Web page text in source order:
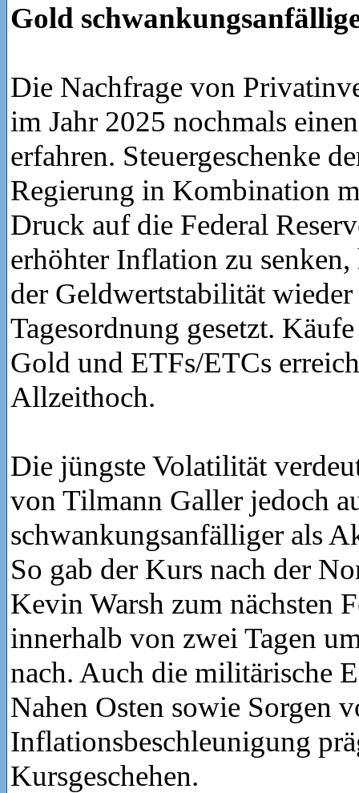
Gold
Die Nachfrage von
im Jahr 2025 nochmals
erfahren. Steuergeschenke
Regierung in Kombination
Druck auf die Federal
erhöhter Inflation zu senken,
der Geldwertstabilität
Tagesordnung gesetzt.
Gold und ETFs/ETCs
Allzeithoch.
Die jüngste Volatilität
von Tilmann Galler jedoch
schwankungsanfälliger als
So gab der Kurs nach der
Kevin Warsh zum nächsten
innerhalb von zwei Tagen
nach. Auch die militärische
Nahen Osten sowie Sorgen
Inflationsbeschleunigung
Kursgeschehen.